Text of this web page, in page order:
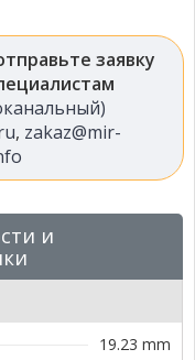
заявку
, zakaz@mir-
и
19.23 mm